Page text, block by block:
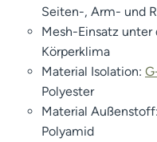
Seiten-, Arm- und
Mesh-Einsatz
Körperklima
Material Isolation:
Polyester
Material
Polyamid